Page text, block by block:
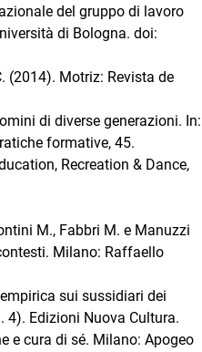
del gruppo di lavoro
di Bologna. doi:
(2014). Motriz: Revista de
di diverse generazioni. In:
formative, 45.
Recreation & Dance,
M., Fabbri M. e Manuzzi
Milano: Raffaello
sui sussidiari dei
4). Edizioni Nuova Cultura.
e cura di sé. Milano: Apogeo